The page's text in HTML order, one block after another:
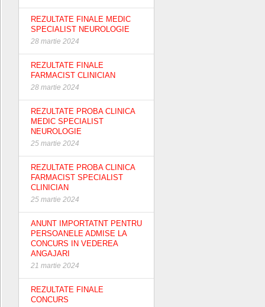
REZULTATE FINALE MEDIC
SPECIALIST NEUROLOGIE
28 martie 2024
REZULTATE FINALE
FARMACIST CLINICIAN
28 martie 2024
REZULTATE PROBA CLINICA
MEDIC SPECIALIST
NEUROLOGIE
25 martie 2024
REZULTATE PROBA CLINICA
FARMACIST SPECIALIST
CLINICIAN
25 martie 2024
ANUNT IMPORTATNT PENTRU
PERSOANELE ADMISE LA
CONCURS IN VEDEREA
ANGAJARI
21 martie 2024
REZULTATE FINALE
CONCURS